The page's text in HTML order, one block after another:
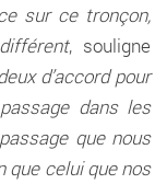
sur ce tronçon,
, souligne
d’accord pour
dans les
que nous
que celui que nos